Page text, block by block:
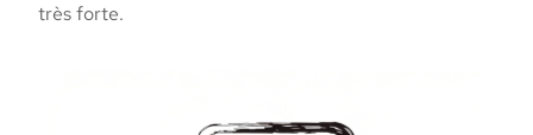
très forte.